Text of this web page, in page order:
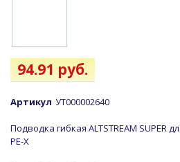
94.91 руб.
Артикул УТ000002640
Подводка гибкая ALTSTREAM SUPER
PE-X